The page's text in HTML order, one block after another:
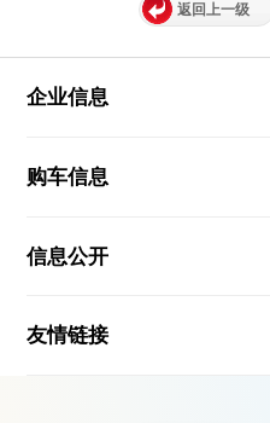
返回上一级
企业信息
购车信息
信息公开
友情链接